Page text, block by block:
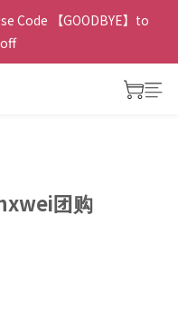
Code 【GOODBYE】to
团购